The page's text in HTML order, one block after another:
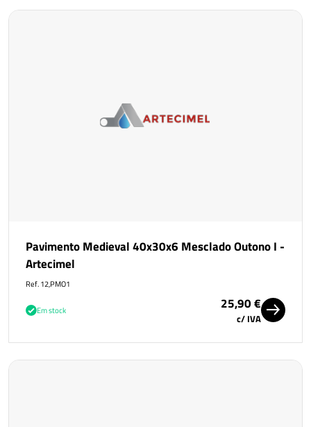
Pavimento Medieval 40x30x6 Mesclado Outono I -
Artecimel
Ref. 12,PMO1
Em stock 25,90 €
c/ IVA